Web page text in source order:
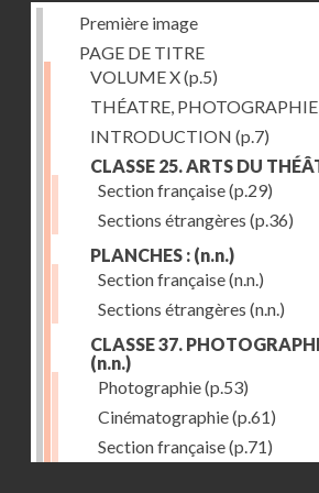
Première image
PAGE DE TITRE
VOLUME X(p.5)
THÉATRE,
INTRODUCTION (p.7)
CLASSE 25. ARTS DU
Section française(p.29)
Sections étrangères (p.36)
PLANCHES : (n.n.)
Section française(n.n.)
Sections étrangères (n.n.)
CLASSE 37.
(n.n.)
Photographie(p.53)
Cinématographie(p.61)
Section française(p.71)